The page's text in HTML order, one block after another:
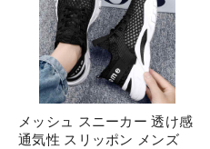
メッシュ スニーカー 透け感
通気性 スリッポン メンズ